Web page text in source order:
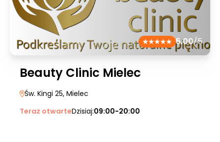
5.00/5
Beauty Clinic Mielec
Św. Kingi 25, Mielec
Teraz otwarteDzisiaj:09:00-20:00